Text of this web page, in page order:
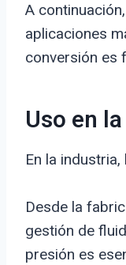
A
aplicaciones
conversión es
Uso en
En la
Desde la
gestión de
presión es